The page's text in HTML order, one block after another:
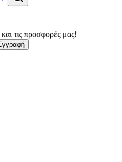
τις προσφορές μας!